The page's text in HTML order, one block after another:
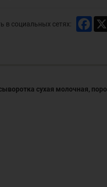
в социальных сетях:
сухая молочная,